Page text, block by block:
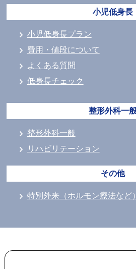
小児低身長
小児低身長プラン
費用・値段について
よくある質問
低身長チェック
整形外科一
整形外科一般
リハビリテーション
その他
特別外来（ホルモン療法など）